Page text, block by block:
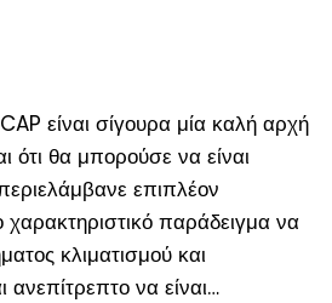
είναι σίγουρα μία καλή αρχή
ότι θα μπορούσε να είναι
επιπλέον
χαρακτηριστικό παράδειγμα να
κλιματισμού και
ανεπίτρεπτο να είναι…